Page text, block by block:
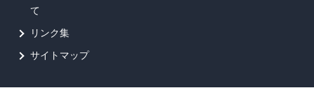
て
リンク集
サイトマップ